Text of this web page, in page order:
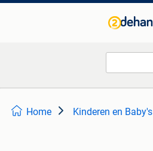
Home Kinderen en Baby's